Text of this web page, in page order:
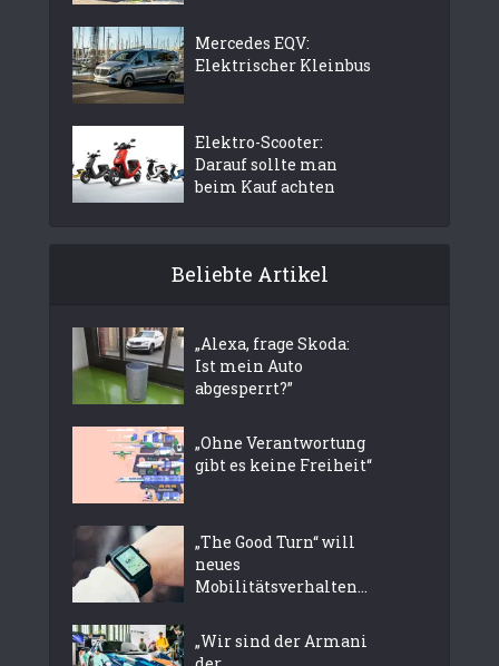
Mercedes EQV:
Elektrischer Kleinbus
Elektro-Scooter:
Darauf sollte man
beim Kauf achten
Beliebte Artikel
„Alexa, frage Skoda:
Ist mein Auto
abgesperrt?”
„Ohne Verantwortung
gibt es keine Freiheit“
„The Good Turn“ will
neues
Mobilitätsverhalten...
„Wir sind der Armani